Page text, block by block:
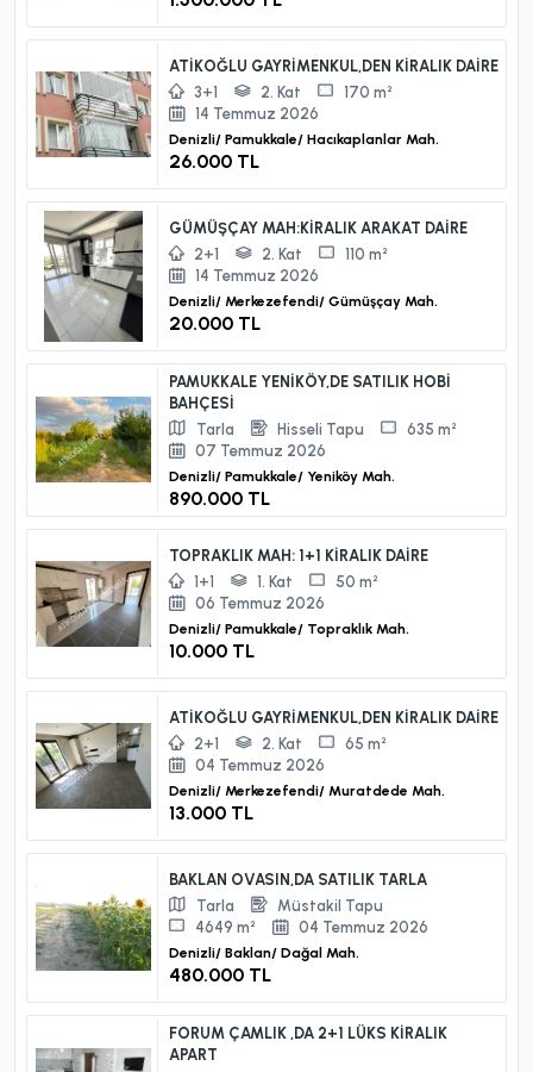
ATİKOĞLU GAYRİMENKUL,DEN KİRALIK DAİRE
3+1
2. Kat
170 m²
14 Temmuz 2026
Denizli/ Pamukkale/ Hacıkaplanlar Mah.
26.000 TL
GÜMÜŞÇAY MAH:KİRALIK ARAKAT DAİRE
2+1
2. Kat
110 m²
14 Temmuz 2026
Denizli/ Merkezefendi/ Gümüşçay Mah.
20.000 TL
PAMUKKALE YENİKÖY,DE SATILIK HOBİ
BAHÇESİ
Tarla
Hisseli Tapu
635 m²
07 Temmuz 2026
Denizli/ Pamukkale/ Yeniköy Mah.
890.000 TL
TOPRAKLIK MAH: 1+1 KİRALIK DAİRE
1+1
1. Kat
50 m²
06 Temmuz 2026
Denizli/ Pamukkale/ Topraklık Mah.
10.000 TL
ATİKOĞLU GAYRİMENKUL,DEN KİRALIK DAİRE
2+1
2. Kat
65 m²
04 Temmuz 2026
Denizli/ Merkezefendi/ Muratdede Mah.
13.000 TL
BAKLAN OVASIN,DA SATILIK TARLA
Tarla
Müstakil Tapu
4649 m²
04 Temmuz 2026
Denizli/ Baklan/ Dağal Mah.
480.000 TL
FORUM ÇAMLIK ,DA 2+1 LÜKS KİRALIK
APART